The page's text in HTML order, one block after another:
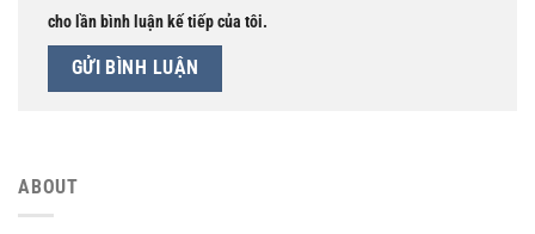
cho lần bình luận kế tiếp của tôi.
ABOUT